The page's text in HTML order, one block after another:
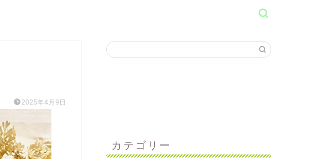
2025年4月9日
カテゴリー